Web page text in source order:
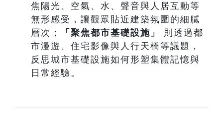
焦陽光、空氣、水、聲音與人居互動等
無形感受，讓觀眾貼近建築氛圍的細膩
層次；
「聚焦都市基礎設施」
則透過都
市漫遊、住宅影像與人行天橋等議題，
反思城市基礎設施如何形塑集體記憶與
日常經驗。